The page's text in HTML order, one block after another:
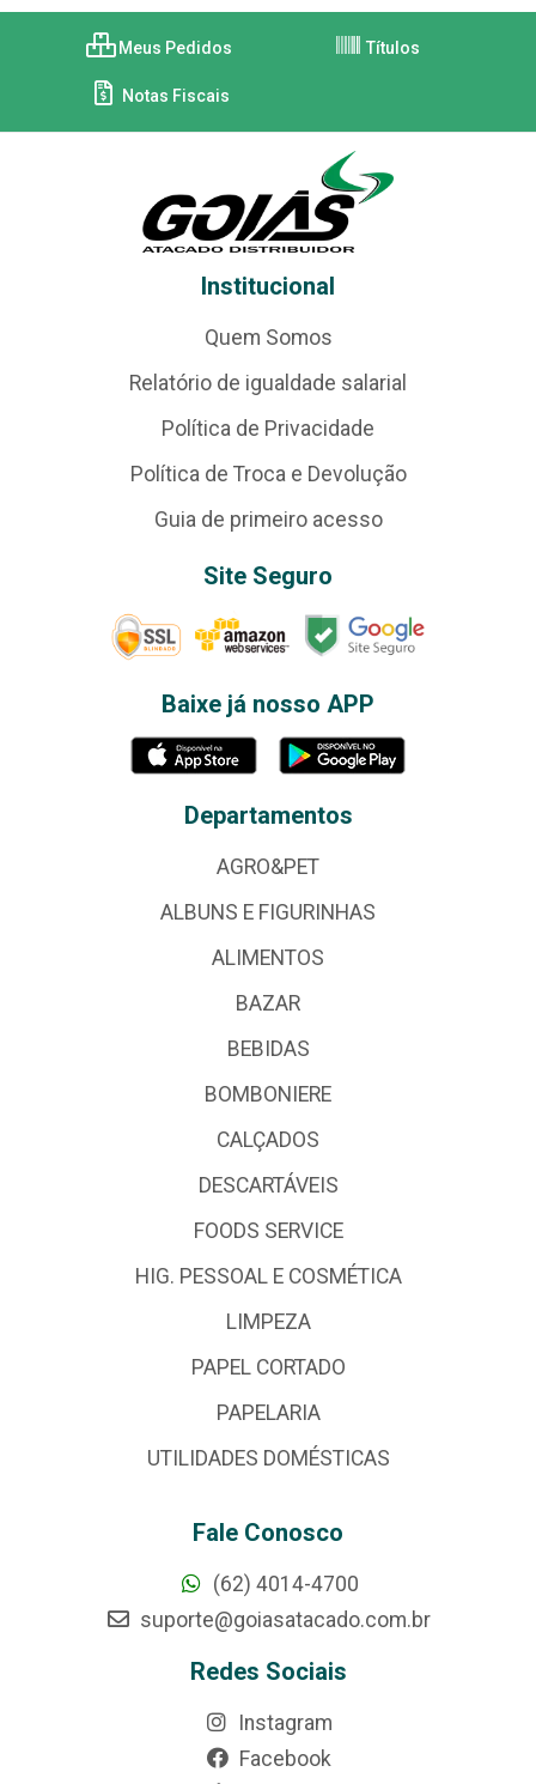
Meus Pedidos Títulos
Notas Fiscais
Institucional
Quem Somos
Relatório de igualdade salarial
Política de Privacidade
Política de Troca e Devolução
Guia de primeiro acesso
Site Seguro
Baixe já nosso APP
Departamentos
AGRO&PET
ALBUNS E FIGURINHAS
ALIMENTOS
BAZAR
BEBIDAS
BOMBONIERE
CALÇADOS
DESCARTÁVEIS
FOODS SERVICE
HIG. PESSOAL E COSMÉTICA
LIMPEZA
PAPEL CORTADO
PAPELARIA
UTILIDADES DOMÉSTICAS
Fale Conosco
(62) 4014-4700
suporte@goiasatacado.com.br
Redes Sociais
Instagram
Facebook